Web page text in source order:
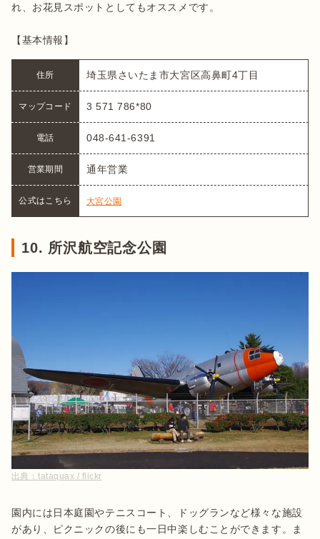
れ、お花見スポットとしてもオススメです。
【基本情報】
住所 埼玉県さいたま市大宮区高鼻町4丁目
マップコード 3 571 786*80
電話 048-641-6391
営業期間 通年営業
公式はこちら 大宮公園
10. 所沢航空記念公園
出典：tataquax / flickr
園内には日本庭園やテニスコート、ドッグランなど様々な施設
があり、ピクニックの後にも一日中楽しむことができます。ま